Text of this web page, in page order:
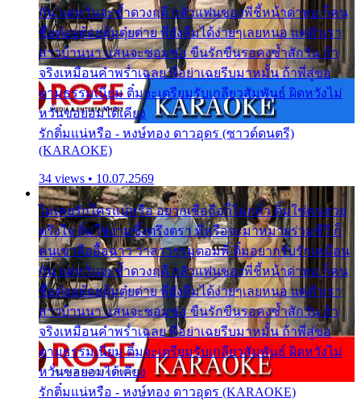
กัน แต่หวั่นจะช้ำดวงฤดี กลัวแฟนของพี่ชี้หน้าด่าทอ ก็คน
ชื่อต๋อยต้อยตุ้มตุ๋ยต่าย พี่ยังลืมได้ง่ายๆเลยหนอ แค่ตัวเรา
สาวบ้านนา แสนจะซอมซ่อ ขืนรักขืนรอคงช้ำสักวัน ถ้า
จริงเหมือนคำพร่ำเฉลย พี่อย่าเฉยรีบมาหมั้น ถ้าพี่สู่ขอ
ตามธรรมเนียม ติ๋มจะเตรียมรับเกลียวสัมพันธ์ ผิดหวังไม่
หวั่นขอยอมได้เคียง
รักติ๋มแน่หรือ - หงษ์ทอง ดาวอุดร (ซาวด์ดนตรี)
(KARAOKE)
34 views • 10.07.2569
ไม่เคยรักใครแน่หรือ อยากเชื่อถือก็ไม่กล้า ติ๋มใช่คนสวย
ตรึงใจ ติ๋มใช่งามซึ้งตรึงตรา พี่หรือจะมาหมายร่วมชีวี ก็
คนเขาลืออื้อฉาว ว่าสาวๆรุมตอมพี่ ติ๋มอยากรับรักเหมือน
กัน แต่หวั่นจะช้ำดวงฤดี กลัวแฟนของพี่ชี้หน้าด่าทอ ก็คน
ชื่อต๋อยต้อยตุ้มตุ๋ยต่าย พี่ยังลืมได้ง่ายๆเลยหนอ แค่ตัวเรา
สาวบ้านนา แสนจะซอมซ่อ ขืนรักขืนรอคงช้ำสักวัน ถ้า
จริงเหมือนคำพร่ำเฉลย พี่อย่าเฉยรีบมาหมั้น ถ้าพี่สู่ขอ
ตามธรรมเนียม ติ๋มจะเตรียมรับเกลียวสัมพันธ์ ผิดหวังไม่
หวั่นขอยอมได้เคียง
รักติ๋มแน่หรือ - หงษ์ทอง ดาวอุดร (KARAOKE)